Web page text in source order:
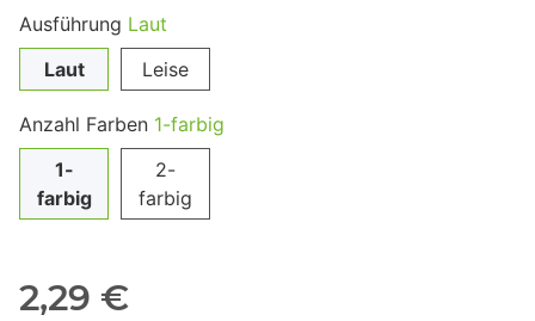
Ausführung Laut
Laut
Leise
Anzahl Farben 1-farbig
1-
farbig
2-
farbig
2,29 €